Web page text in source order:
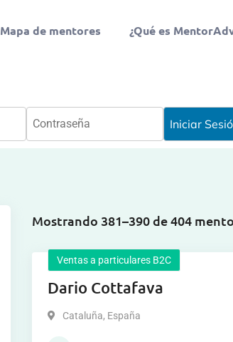
Mapa de mentores ¿Qué es
Mostrando 381–390 de 404
Ventas a particulares B2C
Dario Cottafava
Cataluña, España